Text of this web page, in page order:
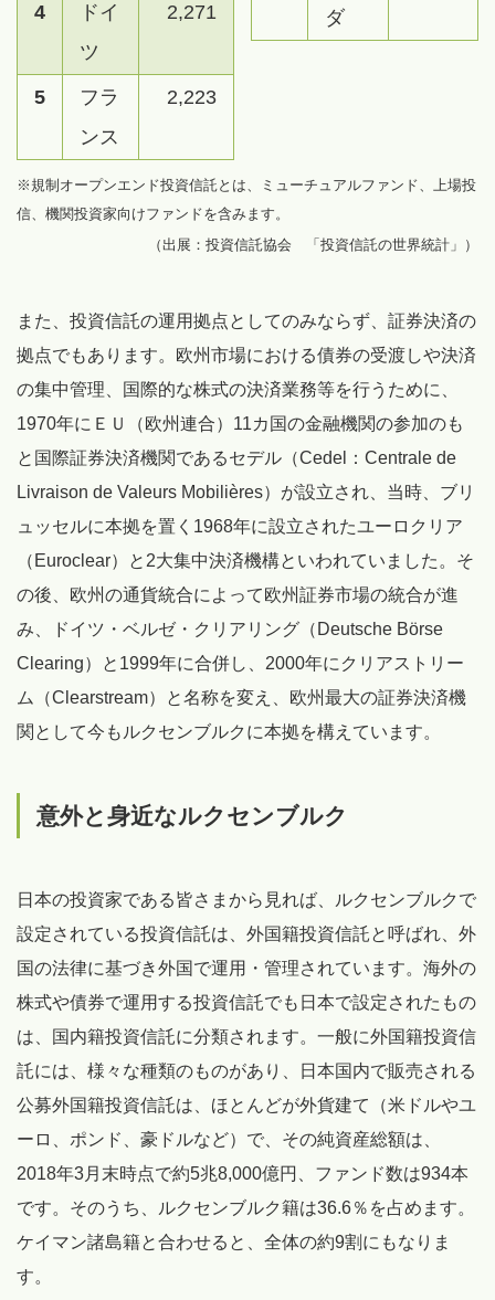
4
ドイ
ツ
2,271
5
フラ
ンス
2,223
ダ
※規制オープンエンド投資信託とは、ミューチュアルファンド、上場投
信、機関投資家向けファンドを含みます。
（出展：投資信託協会 「投資信託の世界統計」）
また、投資信託の運用拠点としてのみならず、証券決済の
拠点でもあります。欧州市場における債券の受渡しや決済
の集中管理、国際的な株式の決済業務等を行うために、
1970年にＥＵ（欧州連合）11カ国の金融機関の参加のも
と国際証券決済機関であるセデル（Cedel：Centrale de
Livraison de Valeurs Mobilières）が設立され、当時、ブリ
ュッセルに本拠を置く1968年に設立されたユーロクリア
（Euroclear）と2大集中決済機構といわれていました。そ
の後、欧州の通貨統合によって欧州証券市場の統合が進
み、ドイツ・ベルゼ・クリアリング（Deutsche Börse
Clearing）と1999年に合併し、2000年にクリアストリー
ム（Clearstream）と名称を変え、欧州最大の証券決済機
関として今もルクセンブルクに本拠を構えています。
意外と身近なルクセンブルク
日本の投資家である皆さまから見れば、ルクセンブルクで
設定されている投資信託は、外国籍投資信託と呼ばれ、外
国の法律に基づき外国で運用・管理されています。海外の
株式や債券で運用する投資信託でも日本で設定されたもの
は、国内籍投資信託に分類されます。一般に外国籍投資信
託には、様々な種類のものがあり、日本国内で販売される
公募外国籍投資信託は、ほとんどが外貨建て（米ドルやユ
ーロ、ポンド、豪ドルなど）で、その純資産総額は、
2018年3月末時点で約5兆8,000億円、ファンド数は934本
です。そのうち、ルクセンブルク籍は36.6％を占めます。
ケイマン諸島籍と合わせると、全体の約9割にもなりま
す。